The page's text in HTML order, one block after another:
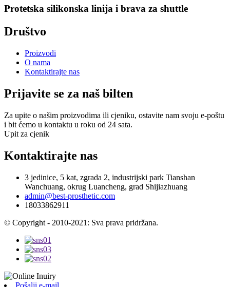
Protetska silikonska linija i brava za shuttle
Društvo
Proizvodi
O nama
Kontaktirajte nas
Prijavite se za naš bilten
Za upite o našim proizvodima ili cjeniku, ostavite nam svoju e-poštu
i bit ćemo u kontaktu u roku od 24 sata.
Upit za cjenik
Kontaktirajte nas
3 jedinice, 5 kat, zgrada 2, industrijski park Tianshan
Wanchuang, okrug Luancheng, grad Shijiazhuang
admin@best-prosthetic.com
18033862911
© Copyright - 2010-2021: Sva prava pridržana.
Pošalji e-mail